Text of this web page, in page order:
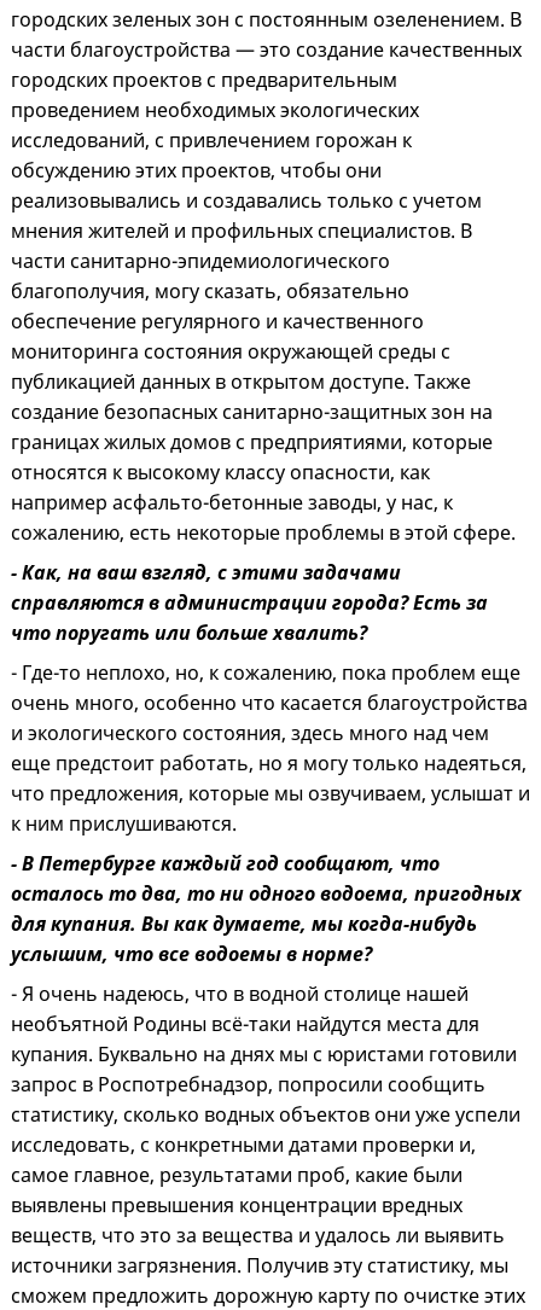
городских зеленых зон с постоянным озеленением. В
части благоустройства — это создание качественных
городских проектов с предварительным
проведением необходимых экологических
исследований, с привлечением горожан к
обсуждению этих проектов, чтобы они
реализовывались и создавались только с учетом
мнения жителей и профильных специалистов. В
части санитарно-эпидемиологического
благополучия, могу сказать, обязательно
обеспечение регулярного и качественного
мониторинга состояния окружающей среды с
публикацией данных в открытом доступе. Также
создание безопасных санитарно-защитных зон на
границах жилых домов с предприятиями, которые
относятся к высокому классу опасности, как
например асфальто-бетонные заводы, у нас, к
сожалению, есть некоторые проблемы в этой сфере.
- Как, на ваш взгляд, с этими задачами
справляются в администрации города? Есть за
что поругать или больше хвалить?
- Где-то неплохо, но, к сожалению, пока проблем еще
очень много, особенно что касается благоустройства
и экологического состояния, здесь много над чем
еще предстоит работать, но я могу только надеяться,
что предложения, которые мы озвучиваем, услышат и
к ним прислушиваются.
- В Петербурге каждый год сообщают, что
осталось то два, то ни одного водоема, пригодных
для купания. Вы как думаете, мы когда-нибудь
услышим, что все водоемы в норме?
- Я очень надеюсь, что в водной столице нашей
необъятной Родины всё-таки найдутся места для
купания. Буквально на днях мы с юристами готовили
запрос в Роспотребнадзор, попросили сообщить
статистику, сколько водных объектов они уже успели
исследовать, с конкретными датами проверки и,
самое главное, результатами проб, какие были
выявлены превышения концентрации вредных
веществ, что это за вещества и удалось ли выявить
источники загрязнения. Получив эту статистику, мы
сможем предложить дорожную карту по очистке этих